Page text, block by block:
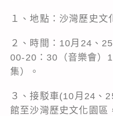
１、地點：沙灣歷史文
２、時間：10月24、
00-20：30（音樂會）
集）。
３、接駁車(10月24、
館至沙灣歷史文化園